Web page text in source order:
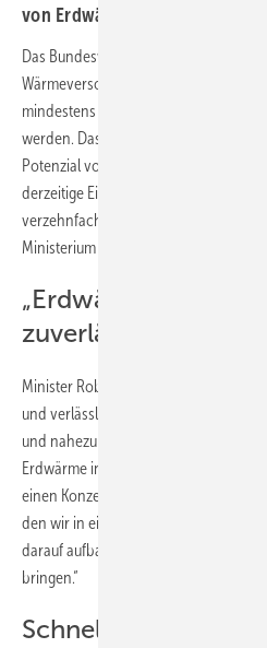
von Erdwärme in Wärmenetze
Das Bundeswirtschaftsministerium will
Wärmeversorgung über Geothermie
mindestens 100 zusätzliche
werden. Das Ziel: Bis zu diesem
Potenzial von 10 TWh so weit wie
derzeitige Einspeisung in Wärmenetze
verzehnfachen. Ein entsprechendes
Ministerium jetzt vorgelegt.
„Erdwärme
zuverlässig“
Minister Robert Habeck betonte: „Die
und verlässlich zur Verfügung, sie ist
und nahezu unerschöpflich. Darum ist
Erdwärme in Deutschland weiter
einen Konzeptvorschlag mit acht
den wir in einem ersten Schritt zur
darauf aufbauend konkrete
bringen.“
Schnellere